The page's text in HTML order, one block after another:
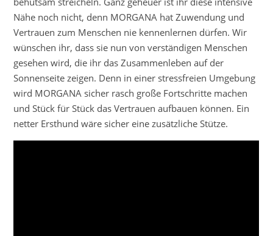
Nähe noch nicht, denn MORGANA hat Zuwendung und
Vertrauen zum Menschen nie kennenlernen dürfen. Wir
wünschen ihr, dass sie nun von verständigen Menschen
gesehen wird, die ihr das Zusammenleben auf der
Sonnenseite zeigen. Denn in einer stressfreien Umgebung
wird MORGANA sicher rasch große Fortschritte machen
und Stück für Stück das Vertrauen aufbauen können. Ein
netter Ersthund wäre sicher eine zusätzliche Stütze.